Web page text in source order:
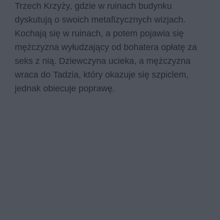
Trzech Krzyży, gdzie w ruinach budynku
dyskutują o swoich metafizycznych wizjach.
Kochają się w ruinach, a potem pojawia się
mężczyzna wyłudzający od bohatera opłatę za
seks z nią. Dziewczyna ucieka, a mężczyzna
wraca do Tadzia, który okazuje się szpiclem,
jednak obiecuje poprawę.